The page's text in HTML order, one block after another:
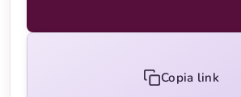
Copia link